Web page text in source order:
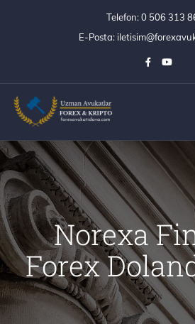
Telefon:0 506 313
E-Posta:
Norexa
Forex